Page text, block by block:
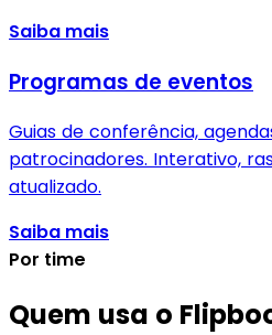
Saiba mais
Programas de eventos
Guias de conferência,
patrocinadores. Interativo,
atualizado.
Saiba mais
Por time
Quem usa o